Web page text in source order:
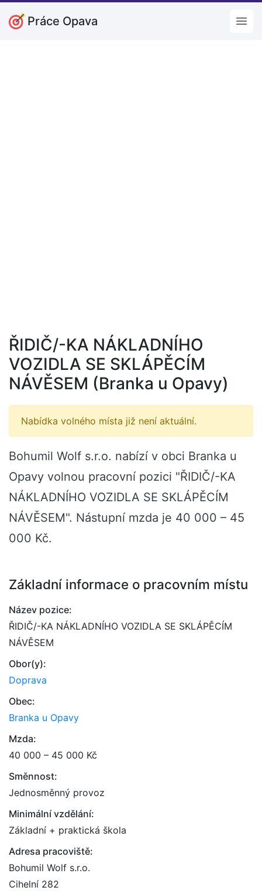
Práce Opava
ŘIDIČ/-KA NÁKLADNÍHO
VOZIDLA SE SKLÁPĚCÍM
NÁVĚSEM (Branka u Opavy)
Nabídka volného místa již není aktuální.
Bohumil Wolf s.r.o. nabízí v obci Branka u
Opavy volnou pracovní pozici "ŘIDIČ/-KA
NÁKLADNÍHO VOZIDLA SE SKLÁPĚCÍM
NÁVĚSEM". Nástupní mzda je 40 000 – 45
000 Kč.
Základní informace o pracovním místu
Název pozice:
ŘIDIČ/-KA NÁKLADNÍHO VOZIDLA SE SKLÁPĚCÍM
NÁVĚSEM
Obor(y):
Doprava
Obec:
Branka u Opavy
Mzda:
40 000 – 45 000 Kč
Směnnost:
Jednosměnný provoz
Minimální vzdělání:
Základní + praktická škola
Adresa pracoviště:
Bohumil Wolf s.r.o.
Cihelní 282